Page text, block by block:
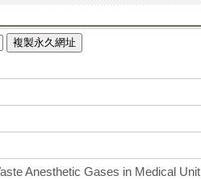
複製永久網址
Anesthetic Gases in Medical Unit